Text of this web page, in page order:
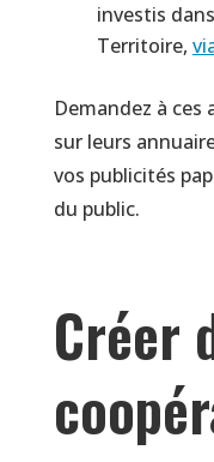
investis
Territoire,
Demandez à ces
sur leurs
vos publicités
du public.
Créer